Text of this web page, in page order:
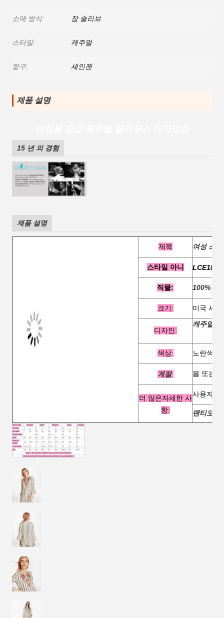
소매 방식: 장 슬리브
스타일: 캐주얼
항구: 셰인젠
제품 설명
15 년 의 경험
제품 설명
제목 여성 스
스타일 아니
직물: 100% 가
크기: 미국 사
디자인:
캐주얼
색상: 노란색
계절: 봄 또는
더 많은자세한 사
항:
사용자
팬티도